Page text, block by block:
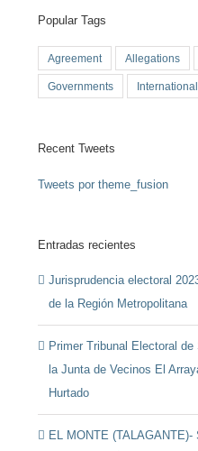
Popular Tags
Agreement Allegations
Governments International
Recent Tweets
Tweets por theme_fusion
Entradas recientes
Jurisprudencia electoral
de la Región Metropolitana
Primer Tribunal Electoral
la Junta de Vecinos El
Hurtado
EL MONTE (TALAGANTE)-